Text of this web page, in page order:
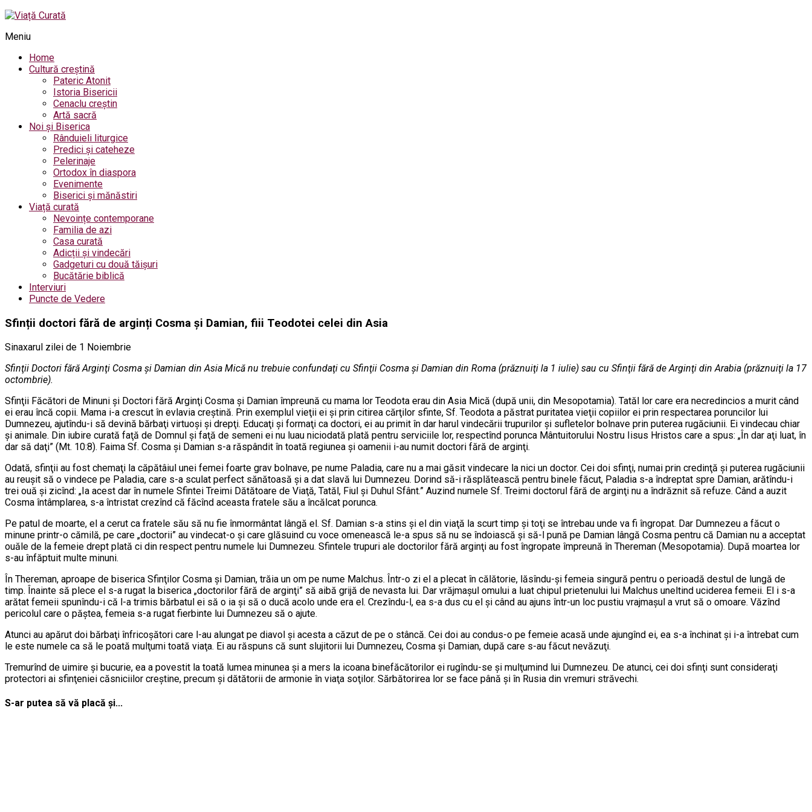
Meniu
Home
Cultură creștină
Pateric Atonit
Istoria Bisericii
Cenaclu creștin
Artă sacră
Noi și Biserica
Rânduieli liturgice
Predici și cateheze
Pelerinaje
Ortodox în diaspora
Evenimente
Biserici și mănăstiri
Viață curată
Nevoințe contemporane
Familia de azi
Casa curată
Adicții și vindecări
Gadgeturi cu două tăișuri
Bucătărie biblică
Interviuri
Puncte de Vedere
Sfinții doctori fără de arginți Cosma și Damian, fiii Teodotei celei din Asia
Sinaxarul zilei de 1 Noiembrie
Sfinţii Doctori fără Arginţi Cosma şi Damian din Asia Mică nu trebuie confundaţi cu Sfinţii Cosma şi Damian din Roma (prăznuiţi la 1 iulie) sau cu Sfinţii fără de Arginţi din Arabia (prăznuiţi la 17
octombrie).
Sfinţii Făcători de Minuni şi Doctori fără Arginţi Cosma şi Damian împreună cu mama lor Teodota erau din Asia Mică (după unii, din Mesopotamia). Tatăl lor care era necredincios a murit când
ei erau încă copii. Mama i-a crescut în evlavia creştină. Prin exemplul vieţii ei şi prin citirea cărţilor sfinte, Sf. Teodota a păstrat puritatea vieţii copiilor ei prin respectarea poruncilor lui
Dumnezeu, ajutîndu-i să devină bărbaţi virtuoşi şi drepţi. Educaţi şi formaţi ca doctori, ei au primit în dar harul vindecării trupurilor şi sufletelor bolnave prin puterea rugăciunii. Ei vindecau chiar
şi animale. Din iubire curată faţă de Domnul şi faţă de semeni ei nu luau niciodată plată pentru serviciile lor, respectînd porunca Mântuitorului Nostru Iisus Hristos care a spus: „În dar aţi luat, în
dar să daţi” (Mt. 10:8). Faima Sf. Cosma şi Damian s-a răspândit în toată regiunea şi oamenii i-au numit doctori fără de arginţi.
Odată, sfinţii au fost chemaţi la căpătâiul unei femei foarte grav bolnave, pe nume Paladia, care nu a mai găsit vindecare la nici un doctor. Cei doi sfinţi, numai prin credinţă şi puterea rugăciunii
au reuşit să o vindece pe Paladia, care s-a sculat perfect sănătoasă şi a dat slavă lui Dumnezeu. Dorind să-i răsplătească pentru binele făcut, Paladia s-a îndreptat spre Damian, arătîndu-i
trei ouă şi zicînd: „Ia acest dar în numele Sfintei Treimi Dătătoare de Viaţă, Tatăl, Fiul şi Duhul Sfânt.” Auzind numele Sf. Treimi doctorul fără de arginţi nu a îndrăznit să refuze. Când a auzit
Cosma întâmplarea, s-a întristat crezînd că făcînd aceasta fratele său a încălcat porunca.
Pe patul de moarte, el a cerut ca fratele său să nu fie înmormântat lângă el. Sf. Damian s-a stins şi el din viaţă la scurt timp şi toţi se întrebau unde va fi îngropat. Dar Dumnezeu a făcut o
minune printr-o cămilă, pe care „doctorii” au vindecat-o şi care glăsuind cu voce omenească le-a spus să nu se îndoiască şi să-l pună pe Damian lângă Cosma pentru că Damian nu a acceptat
ouăle de la femeie drept plată ci din respect pentru numele lui Dumnezeu. Sfintele trupuri ale doctorilor fără arginţi au fost îngropate împreună în Thereman (Mesopotamia). După moartea lor
s-au înfăptuit multe minuni.
În Thereman, aproape de biserica Sfinţilor Cosma şi Damian, trăia un om pe nume Malchus. Într-o zi el a plecat în călătorie, lăsîndu-şi femeia singură pentru o perioadă destul de lungă de
timp. Înainte să plece el s-a rugat la biserica „doctorilor fără de arginţi” să aibă grijă de nevasta lui. Dar vrăjmaşul omului a luat chipul prietenului lui Malchus uneltind uciderea femeii. El i s-a
arătat femeii spunîndu-i că l-a trimis bărbatul ei să o ia şi să o ducă acolo unde era el. Crezîndu-l, ea s-a dus cu el şi când au ajuns într-un loc pustiu vrajmaşul a vrut să o omoare. Văzînd
pericolul care o păştea, femeia s-a rugat fierbinte lui Dumnezeu să o ajute.
Atunci au apărut doi bărbaţi înfricoşători care l-au alungat pe diavol şi acesta a căzut de pe o stâncă. Cei doi au condus-o pe femeie acasă unde ajungînd ei, ea s-a închinat şi i-a întrebat cum
le este numele ca să le poată mulţumi toată viaţa. Ei au răspuns că sunt slujitorii lui Dumnezeu, Cosma şi Damian, după care s-au făcut nevăzuţi.
Tremurînd de uimire şi bucurie, ea a povestit la toată lumea minunea şi a mers la icoana binefăcătorilor ei rugîndu-se şi mulţumind lui Dumnezeu. De atunci, cei doi sfinţi sunt consideraţi
protectori ai sfinţeniei căsniciilor creştine, precum şi dătătorii de armonie în viaţa soţilor. Sărbătorirea lor se face până şi în Rusia din vremuri străvechi.
S-ar putea să vă placă și...